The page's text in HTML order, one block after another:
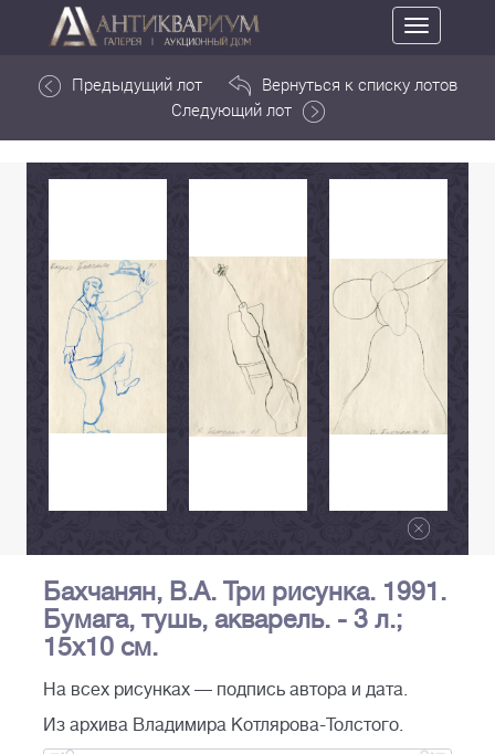
Toggle
navigation
Предыдущий лот
Вернуться к списку лотов
Следующий лот
Бахчанян, В.А. Три рисунка. 1991.
Бумага, тушь, акварель. - 3 л.;
15х10 см.
На всех рисунках — подпись автора и дата.
Из архива Владимира Котлярова-Толстого.